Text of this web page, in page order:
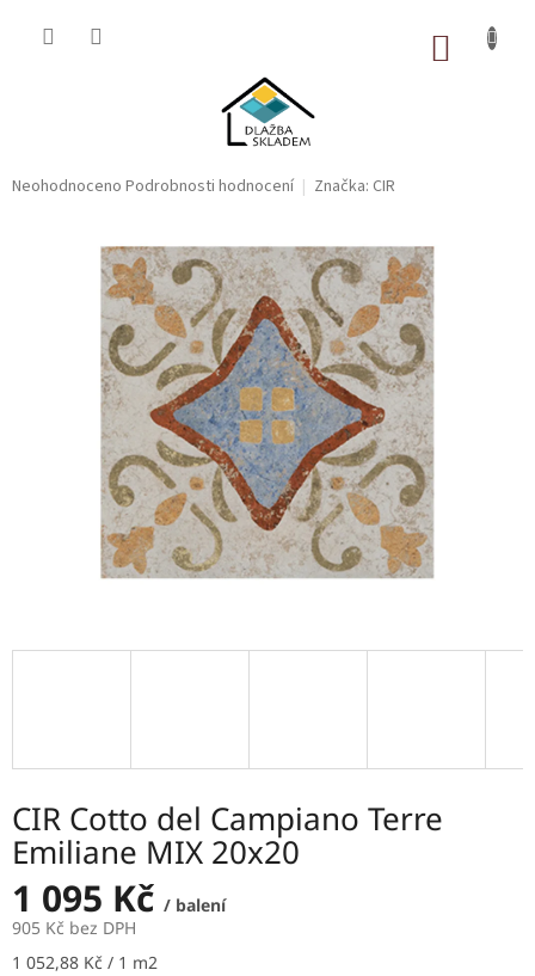
Průměrné
Neohodnoceno Podrobnosti hodnocení Značka: CIR
CIR Cotto del Campiano Terre
Emiliane MIX 20x20
1 095 Kč / balení
905 Kč bez DPH
Měrná
1 052,88 Kč / 1 m2